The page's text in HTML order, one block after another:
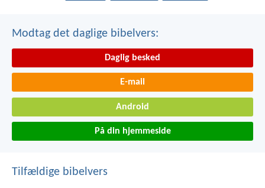
Modtag det daglige bibelvers:
Daglig besked
E-mail
Android
På din hjemmeside
Tilfældige bibelvers